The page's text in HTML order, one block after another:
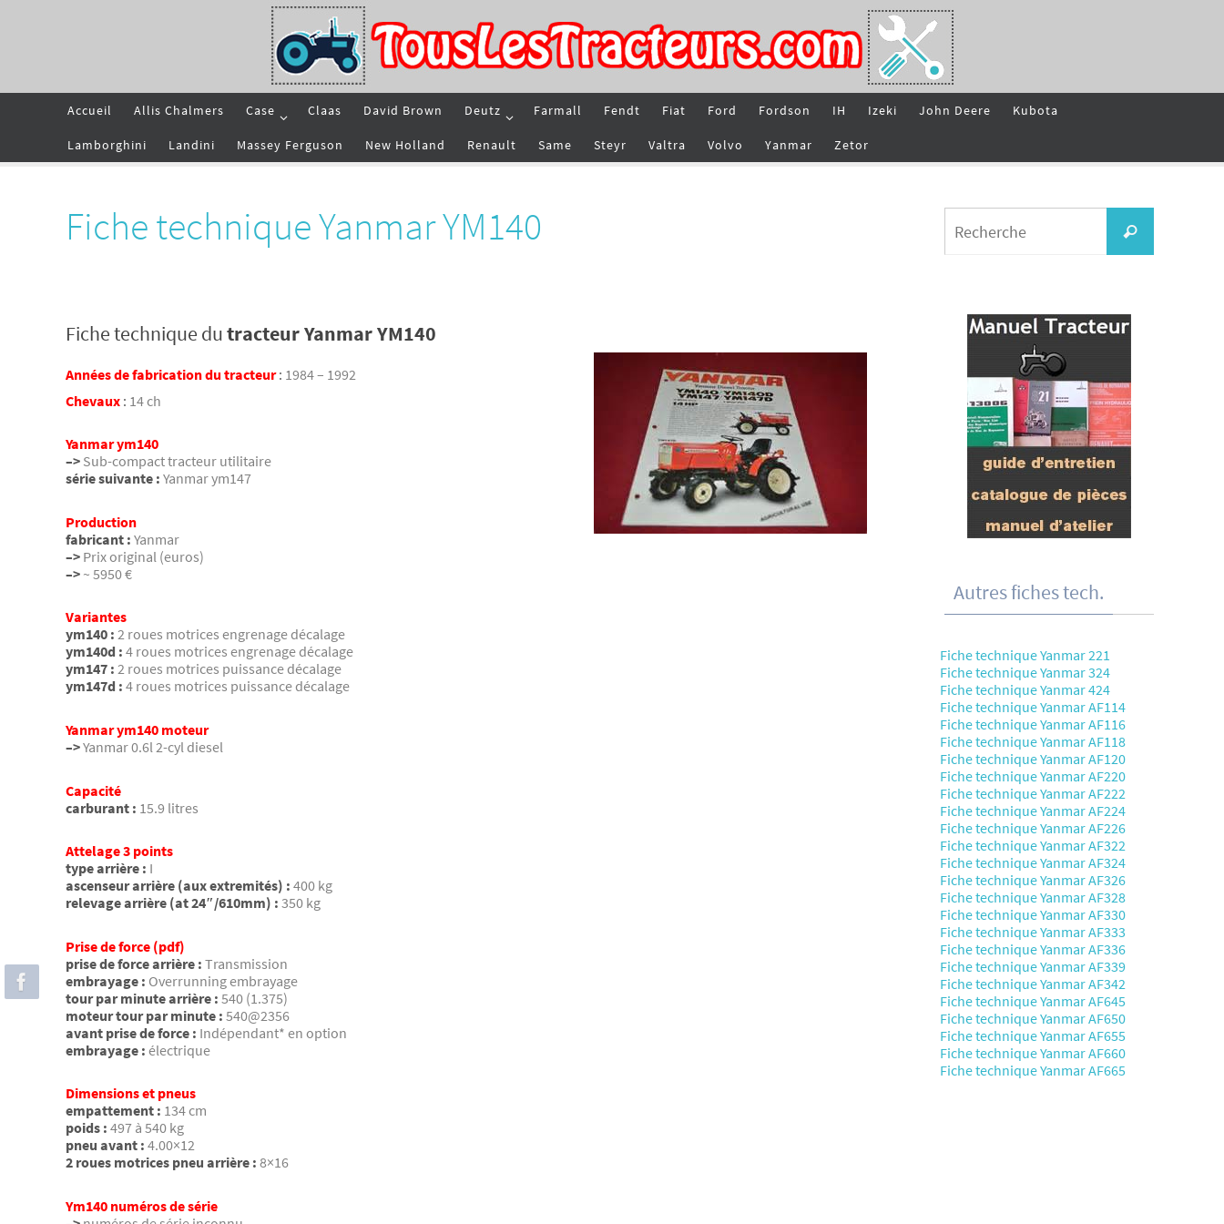
Accueil Allis Chalmers Case Claas David Brown Deutz Farmall Fendt Fiat Ford Fordson IH Izeki John Deere Kubota
Lamborghini Landini Massey Ferguson New Holland Renault Same Steyr Valtra Volvo Yanmar Zetor
Fiche technique Yanmar YM140
Fiche technique dutracteur Yanmar YM140
Années de fabrication du tracteur: 1984 – 1992
Chevaux : 14 ch
Yanmar ym140
–> Sub-compact tracteur utilitaire
série suivante : Yanmar ym147
Production
fabricant : Yanmar
–> Prix original (euros)
–> ~ 5950 €
Variantes
ym140 : 2 roues motrices engrenage décalage
ym140d : 4 roues motrices engrenage décalage
ym147 : 2 roues motrices puissance décalage
ym147d : 4 roues motrices puissance décalage
Yanmar ym140 moteur
–>Yanmar 0.6l 2-cyl diesel
Capacité
carburant : 15.9 litres
Attelage 3 points
type arrière : I
ascenseur arrière (aux extremités) : 400 kg
relevage arrière (at 24″/610mm) : 350 kg
Prise de force (pdf)
prise de force arrière : Transmission
embrayage : Overrunning embrayage
tour par minute arrière : 540 (1.375)
moteur tour par minute : 540@2356
avant prise de force : Indépendant* en option
embrayage : électrique
Dimensions et pneus
empattement : 134 cm
poids : 497 à 540 kg
pneu avant : 4.00×12
2 roues motrices pneu arrière : 8×16
Ym140 numéros de série
Recherche
Autres fiches tech.
Fiche technique Yanmar 221
Fiche technique Yanmar 324
Fiche technique Yanmar 424
Fiche technique Yanmar AF114
Fiche technique Yanmar AF116
Fiche technique Yanmar AF118
Fiche technique Yanmar AF120
Fiche technique Yanmar AF220
Fiche technique Yanmar AF222
Fiche technique Yanmar AF224
Fiche technique Yanmar AF226
Fiche technique Yanmar AF322
Fiche technique Yanmar AF324
Fiche technique Yanmar AF326
Fiche technique Yanmar AF328
Fiche technique Yanmar AF330
Fiche technique Yanmar AF333
Fiche technique Yanmar AF336
Fiche technique Yanmar AF339
Fiche technique Yanmar AF342
Fiche technique Yanmar AF645
Fiche technique Yanmar AF650
Fiche technique Yanmar AF655
Fiche technique Yanmar AF660
Fiche technique Yanmar AF665